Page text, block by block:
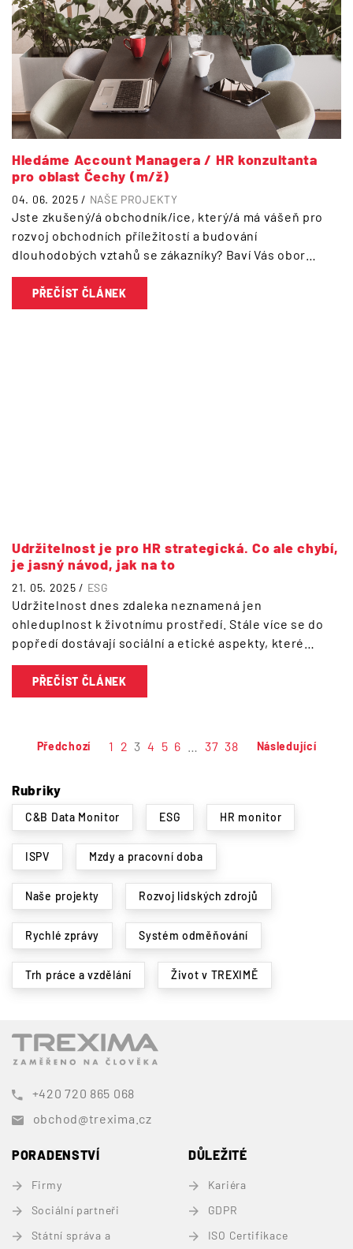
Hledáme Account Managera / HR konzultanta
pro oblast Čechy (m/ž)
04. 06. 2025 / NAŠE PROJEKTY
Jste zkušený/á obchodník/ice, který/á má vášeň pro
rozvoj obchodních příležitostí a budování
dlouhodobých vztahů se zákazníky? Baví Vás obor…
PŘEČÍST ČLÁNEK
Udržitelnost je pro HR strategická. Co ale chybí,
je jasný návod, jak na to
21. 05. 2025 / ESG
Udržitelnost dnes zdaleka neznamená jen
ohleduplnost k životnímu prostředí. Stále více se do
popředí dostávají sociální a etické aspekty, které…
PŘEČÍST ČLÁNEK
Předchozí 1 2 3 4 5 6 37 38 Následující
Rubriky
C&B Data Monitor ESG HR monitor
ISPV Mzdy a pracovní doba
Naše projekty Rozvoj lidských zdrojů
Rychlé zprávy Systém odměňování
Trh práce a vzdělání Život v TREXIMĚ
+420 720 865 068
obchod@trexima.cz
PORADENSTVÍ
Firmy
Sociální partneři
Státní správa a
DŮLEŽITÉ
Kariéra
GDPR
ISO Certifikace